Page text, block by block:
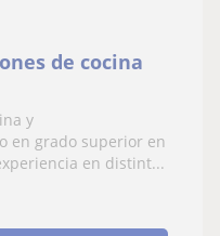
de cocina
y
en grado superior en
en distint...